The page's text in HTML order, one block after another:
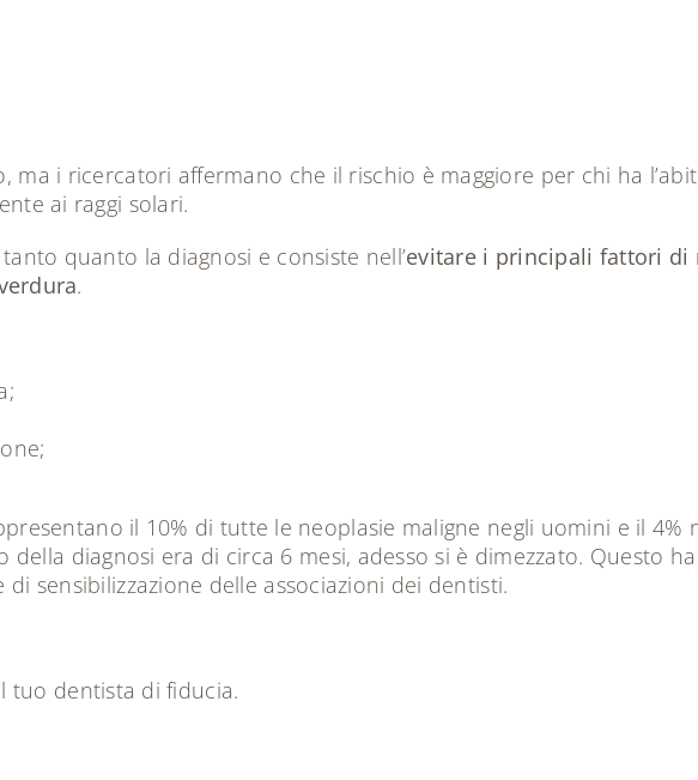
i ricercatori affermano che il rischio è maggiore per chi ha
ai raggi solari.
quanto la diagnosi e consiste nell’evitare i principali fattori di
.
il 10% di tutte le neoplasie maligne negli uomini e il 4%
diagnosi era di circa 6 mesi, adesso si è dimezzato. Questo
sensibilizzazione delle associazioni dei dentisti.
tuo dentista di fiducia.